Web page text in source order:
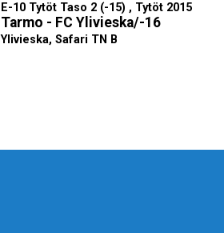
E-10 Tytöt Taso 2 (-15) , Tytöt 2015
Tarmo - FC Ylivieska/-16
Ylivieska, Safari TN B